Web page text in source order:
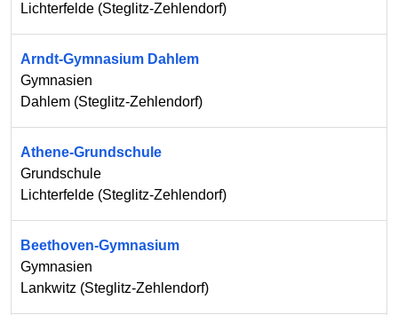
Lichterfelde (Steglitz-Zehlendorf)
Arndt-Gymnasium Dahlem
Gymnasien
Dahlem (Steglitz-Zehlendorf)
Athene-Grundschule
Grundschule
Lichterfelde (Steglitz-Zehlendorf)
Beethoven-Gymnasium
Gymnasien
Lankwitz (Steglitz-Zehlendorf)